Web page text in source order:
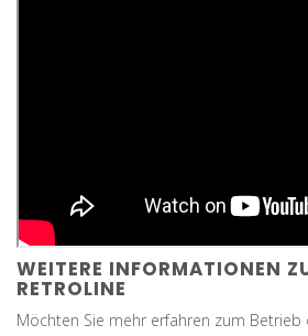
WEITERE INFORMATIONEN
RETROLINE
Möchten Sie mehr erfahren zum Betrieb